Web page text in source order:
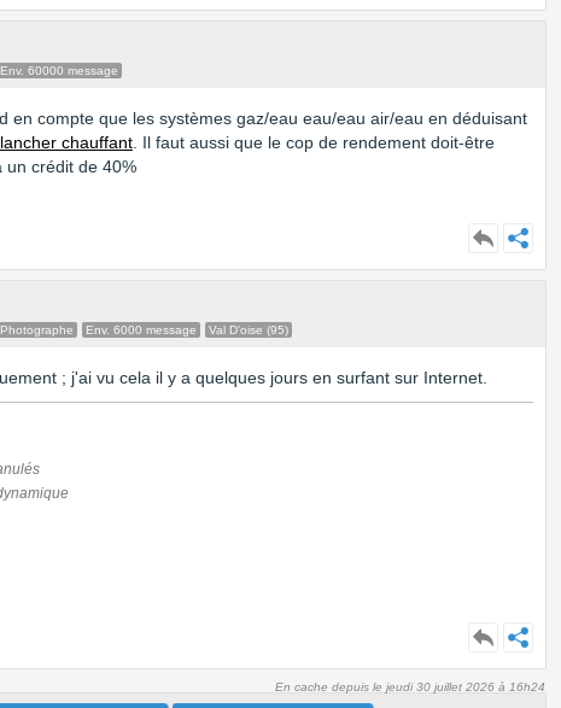
Env. 60000 message
en compte que les systèmes gaz/eau eau/eau air/eau en déduisant
chauffant . Il faut aussi que le cop de rendement doit-être
un crédit de 40%
Photographe Env. 6000 message Val D'oise (95)
; j'ai vu cela il y a quelques jours en surfant sur Internet.
En cache depuis le jeudi 30 juillet 2026 à 16h24